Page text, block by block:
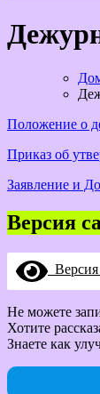
Положение о
Приказ об
Заявление и
Версия
Не можете
Хотите
Знаете как